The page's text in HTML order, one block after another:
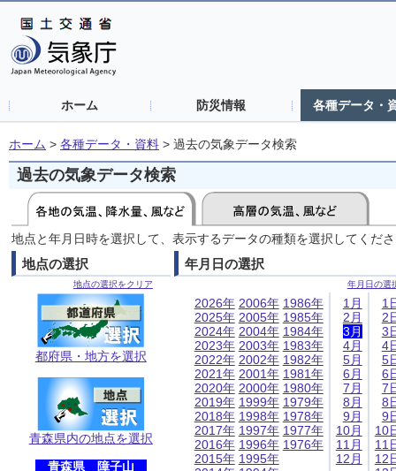
ホーム 防災情報 各種データ・
ホーム > 各種データ・資料 > 過去の気象データ検索
過去の気象データ検索
地点と年月日時を選択して、表示するデータの種類を選択してくだ
地点の選択
地点の選択をクリア
都府県・地方を選択
青森県内の地点を選択
青森県 障子山
年月日の選択
年月日の選
2026年
2025年
2024年
2023年
2022年
2021年
2020年
2019年
2018年
2017年
2016年
2015年
2006年
2005年
2004年
2003年
2002年
2001年
2000年
1999年
1998年
1997年
1996年
1995年
1986年
1985年
1984年
1983年
1982年
1981年
1980年
1979年
1978年
1977年
1976年
1月
2月
3月
4月
5月
6月
7月
8月
9月
10月
11月
12月
1
2
3
4
5
6
7
8
9
10
11
12